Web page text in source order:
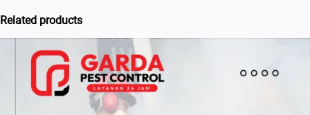
Related products